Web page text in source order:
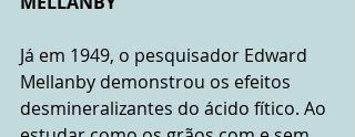
Já em 1949, o pesquisador Edward
Mellanby demonstrou os efeitos
desmineralizantes do ácido fítico. Ao